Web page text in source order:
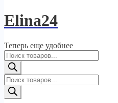
Elina24
Теперь еще удобнее
Поиск
товаров
Поиск
товаров